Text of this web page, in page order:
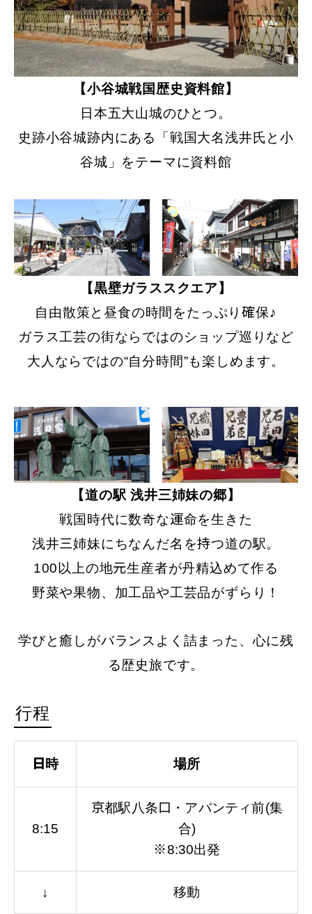
【小谷城戦国歴史資料館】
日本五大山城のひとつ。
史跡小谷城跡内にある「戦国大名浅井氏と小
谷城」をテーマに資料館
【黒壁ガラススクエア】
自由散策と昼食の時間をたっぷり確保♪
ガラス工芸の街ならではのショップ巡りなど
大人ならではの“自分時間”も楽しめます。
【道の駅 浅井三姉妹の郷】
戦国時代に数奇な運命を生きた
浅井三姉妹にちなんだ名を持つ道の駅。
100以上の地元生産者が丹精込めて作る
野菜や果物、加工品や工芸品がずらり！
学びと癒しがバランスよく詰まった、心に残
る歴史旅です。
行程
日時 場所
8:15
京都駅八条口・アバンティ前(集
合)
※8:30出発
↓ 移動